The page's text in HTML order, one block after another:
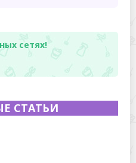
сетях!
СТАТЬИ